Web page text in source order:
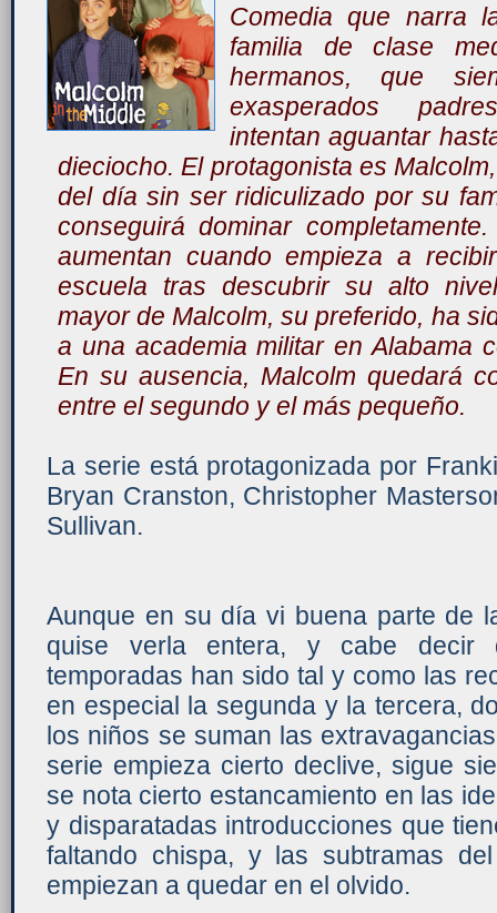
Comedia que narra
familia de clase
hermanos, que
exasperados
intentan aguantar
dieciocho. El protagonista es
del día sin ser ridiculizado por su
conseguirá dominar
aumentan cuando empieza a
escuela tras descubrir su alto
mayor de Malcolm, su preferido, ha
a una academia militar en Alabama
En su ausencia, Malcolm quedará
entre el segundo y el más pequeño.
La serie está protagonizada por
Bryan Cranston, Christopher
Sullivan.
Aunque en su día vi buena parte de
quise verla entera, y cabe decir
temporadas han sido tal y como las
en especial la segunda y la tercera,
los niños se suman las
serie empieza cierto declive, sigue
se nota cierto estancamiento en las
y disparatadas introducciones que
faltando chispa, y las subtramas
empiezan a quedar en el olvido.